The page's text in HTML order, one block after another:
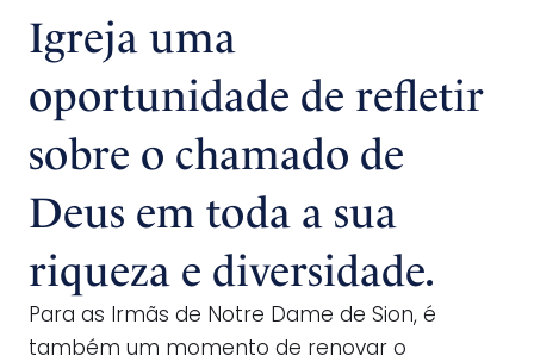
Igreja uma
oportunidade de refletir
sobre o chamado de
Deus em toda a sua
riqueza e diversidade.
Para as Irmãs de Notre Dame de Sion, é
também um momento de renovar o